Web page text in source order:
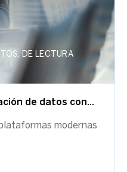
DE LECTURA
de datos con...
modernas